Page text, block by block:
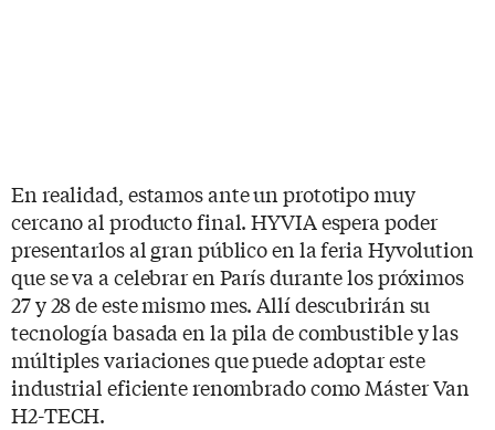
En realidad, estamos ante un prototipo muy
cercano al producto final. HYVIA espera poder
presentarlos al gran público en la feria Hyvolution
que se va a celebrar en París durante los próximos
27 y 28 de este mismo mes. Allí descubrirán su
tecnología basada en la pila de combustible y las
múltiples variaciones que puede adoptar este
industrial eficiente renombrado como Máster Van
H2-TECH.